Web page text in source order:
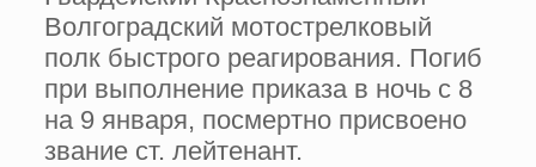
Волгоградский мотострелковый
полк быстрого реагирования. Погиб
при выполнение приказа в ночь с 8
на 9 января, посмертно присвоено
звание ст. лейтенант.